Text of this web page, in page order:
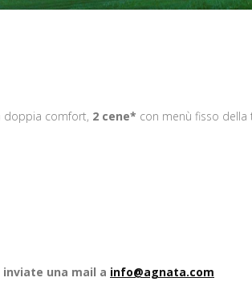
doppia comfort, 2 cene* con menù fisso della
una mail a info@agnata.com